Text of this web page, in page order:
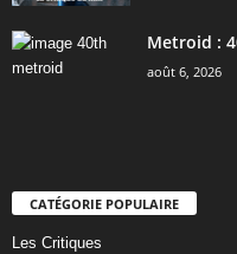
Metroid :
août 6, 2026
CATÉGORIE POPULAIRE
Les Critiques